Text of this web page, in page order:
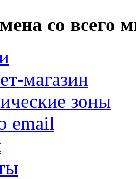
со всего
магазин
зоны
email